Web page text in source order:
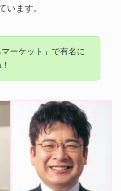
います。
マーケット」で有名に